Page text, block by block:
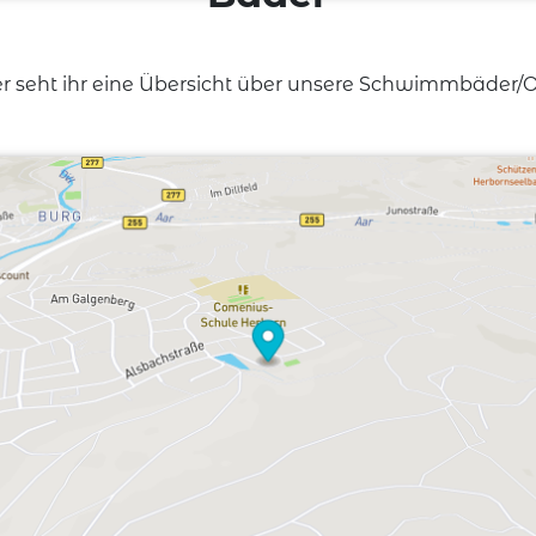
seht ihr eine Übersicht über unsere Schwimmbäder/